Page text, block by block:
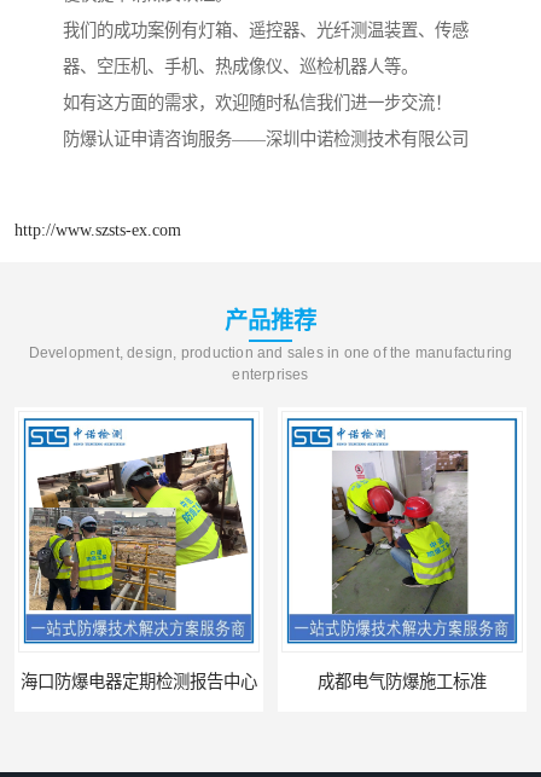
我们的成功案例有灯箱、遥控器、光纤测温装置、传感
器、空压机、手机、热成像仪、巡检机器人等。
如有这方面的需求，欢迎随时私信我们进一步交流！
防爆认证申请咨询服务——深圳中诺检测技术有限公司
http://www.szsts-ex.com
产品推荐
Development, design, production and sales in one of the manufacturing
enterprises
海口防爆电器定期检测报告中心 成都电气防爆施工标准